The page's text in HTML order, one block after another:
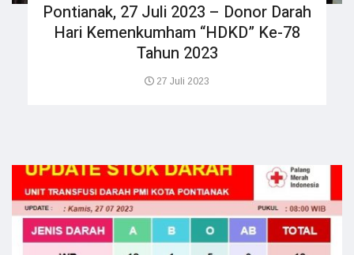
Pontianak, 27 Juli 2023 – Donor Darah
Hari Kemenkumham “HDKD” Ke-78
Tahun 2023
27 Juli 2023